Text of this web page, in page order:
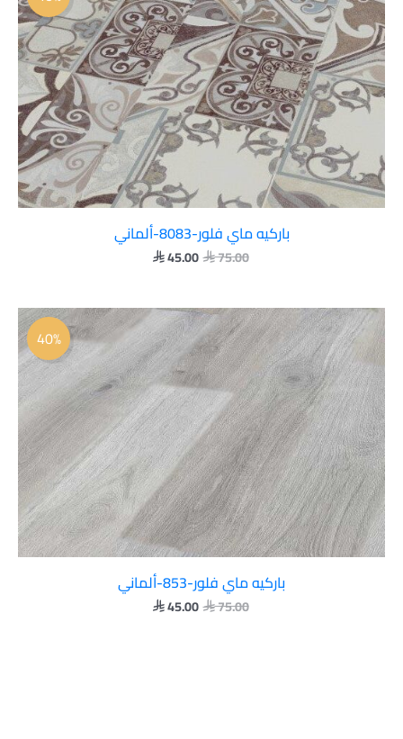
باركيه ماي فلور-8083-ألماني
75.00
 75.00.
45.00
 45.00.
40%
باركيه ماي فلور-853-ألماني
75.00
السعر
الأصلي
هو:
 75.00.
45.00
السعر
الحالي
هو:
 45.00.